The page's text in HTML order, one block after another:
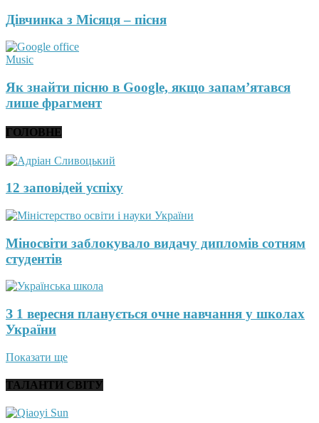
Дівчинка з Місяця – пісня
Music
Як знайти пісню в Google, якщо запам’ятався
лише фрагмент
ГОЛОВНЕ
12 заповідей успіху
Міносвіти заблокувало видачу дипломів сотням
студентів
З 1 вересня планується очне навчання у школах
України
Показати ще
ТАЛАНТИ СВІТУ